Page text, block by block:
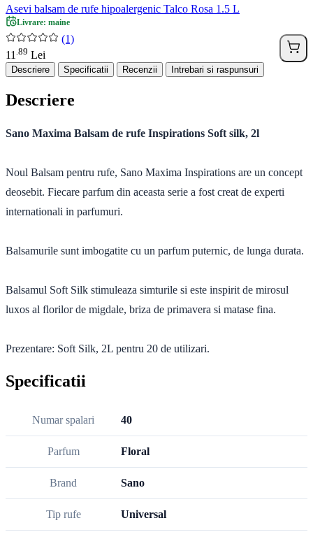
Asevi balsam de rufe hipoalergenic Talco Rosa 1.5 L
Livrare: maine
(1)
11.89 Lei
Descriere Specificatii Recenzii Intrebari si raspunsuri
Descriere
Sano Maxima Balsam de rufe Inspirations Soft silk, 2l
Noul Balsam pentru rufe, Sano Maxima Inspirations are un concept
deosebit. Fiecare parfum din aceasta serie a fost creat de experti
internationali in parfumuri.
Balsamurile sunt imbogatite cu un parfum puternic, de lunga durata.
Balsamul Soft Silk stimuleaza simturile si este inspirit de mirosul
luxos al florilor de migdale, briza de primavera si matase fina.
Prezentare: Soft Silk, 2L pentru 20 de utilizari.
Specificatii
Numar spalari 40
Parfum Floral
Brand Sano
Tip rufe Universal